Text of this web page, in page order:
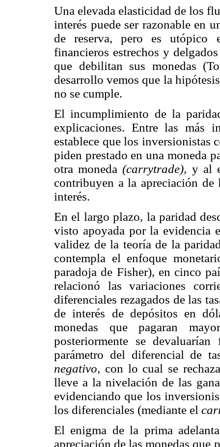
Una elevada elasticidad de los
interés puede ser razonable en
de reserva, pero es utópico
financieros estrechos y
que debilitan sus monedas
desarrollo vemos que la
no se cumple.
El incumplimiento de la
explicaciones. Entre las más
establece que los inversionistas
piden prestado en una moneda
otra moneda(carrytrade), y al
contribuyen a la apreciación de
interés.
En el largo plazo, la paridad
visto apoyada por la evidencia
validez de la teoría de la
contempla el enfoque
paradoja de Fisher), en cinco
relacionó las variaciones
diferenciales rezagados de las
de interés de depósitos en
monedas que pagaran
posteriormente se
parámetro del diferencial de
negativo, con lo cual se
lleve a la nivelación de las
evidenciando que los
los diferenciales (mediante el
El enigma de la prima
apreciación de las monedas que